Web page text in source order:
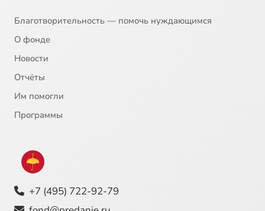
Благотворительность — помочь нуждающимся
О фонде
Новости
Отчёты
Им помогли
Программы
+7 (495) 722-92-79